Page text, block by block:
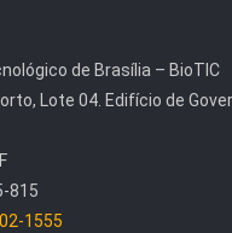
de Brasília – BioTIC
Lote 04. Edifício de
815
1555